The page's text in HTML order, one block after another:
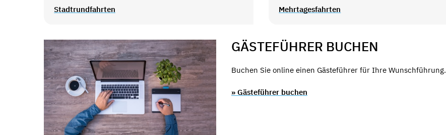
Stadtrundfahrten Mehrtagesfahrten
GÄSTEFÜHRER BUCHEN
Buchen Sie online einen Gästeführer für Ihre Wunschführung.
» Gästeführer buchen